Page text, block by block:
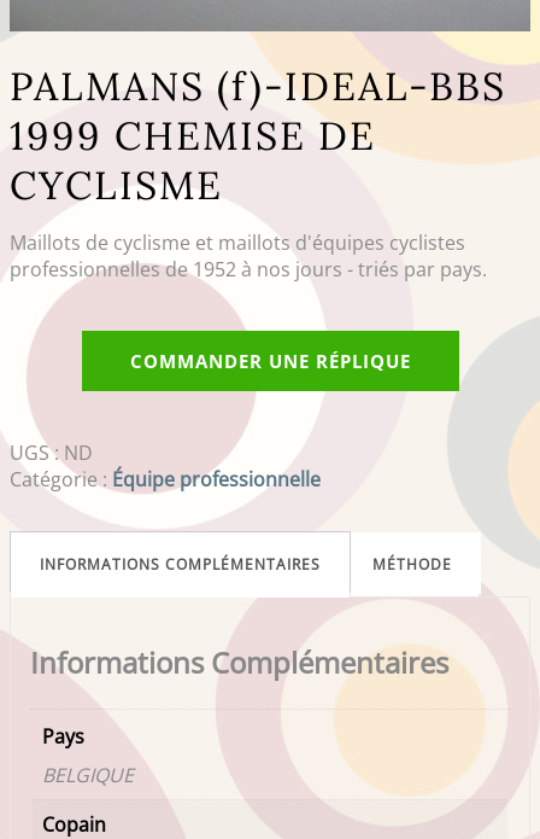
PALMANS (f)-IDEAL-BBS
1999 CHEMISE DE
CYCLISME
Maillots de cyclisme et maillots d'équipes cyclistes
professionnelles de 1952 à nos jours - triés par pays.
COMMANDER UNE RÉPLIQUE
UGS : ND
Catégorie : Équipe professionnelle
INFORMATIONS COMPLÉMENTAIRES MÉTHODE
Informations Complémentaires
Pays
BELGIQUE
Copain